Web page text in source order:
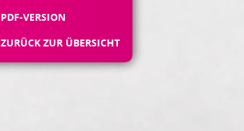
PDF-VERSION
ZURÜCK ZUR ÜBERSICHT